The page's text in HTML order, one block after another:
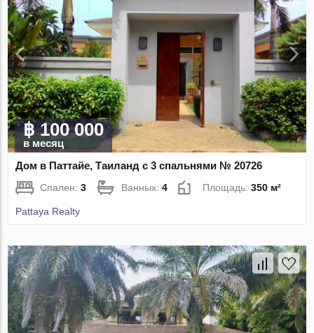
฿ 100 000
в месяц
Дом в Паттайе, Таиланд с 3 спальнями № 20726
Спален:3 Ванных:4 Площадь:350 м²
Pattaya Realty